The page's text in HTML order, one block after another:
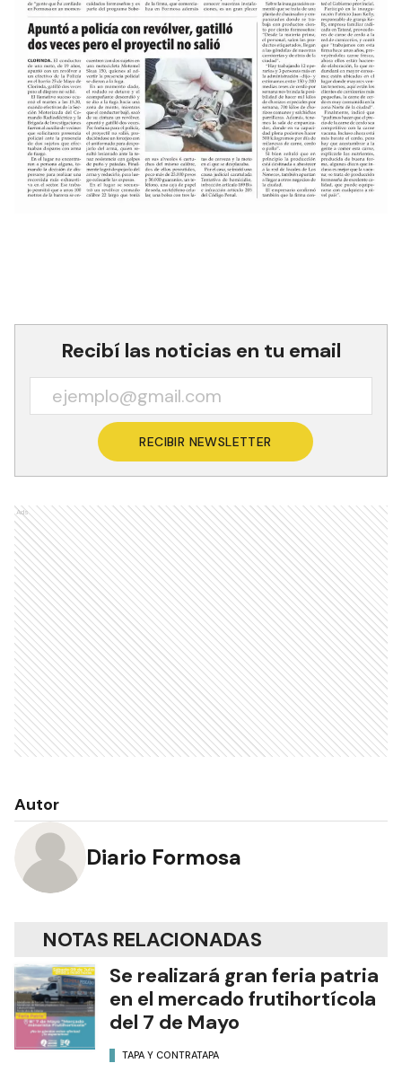
Recibí las noticias en tu email
RECIBIR NEWSLETTER
Ads
Autor
Diario Formosa
NOTAS RELACIONADAS
Se realizará gran feria patria
en el mercado frutihortícola
del 7 de Mayo
TAPA Y CONTRATAPA